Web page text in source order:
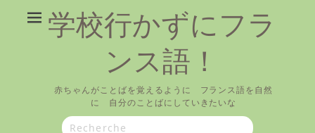
学校行かずにフラ
ンス語！
赤ちゃんがことばを覚えるように フランス語を自然
に 自分のことばにしていきたいな
Search
for: